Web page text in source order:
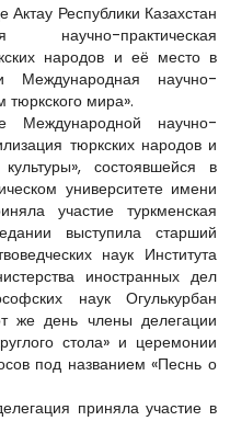
Республики Казахстан
научно-практическая
народов и её место в
Международная научно-
тюркского мира».
научно-
тюркских народов и
состоявшейся в
университете имени
участие туркменская
выступила старший
наук Института
иностранных дел
наук Огулькурбан
же день члены делегации
стола» и церемонии
под названием «Песнь о
приняла участие в